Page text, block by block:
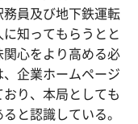
員及び地下鉄運転
知ってもらうとと
心をより高める必
企業ホームページ
り、本局としても
と認識している。